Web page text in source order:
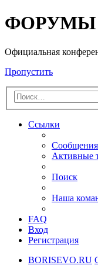
ФОРУМЫ
Официальная
Пропустить
Ссылки
Сообщения
Активные
Поиск
Наша
FAQ
Вход
Регистрация
BORISEVO.RU